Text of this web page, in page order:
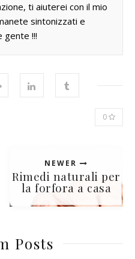
ti aiuterei con il mio
sintonizzati e
gente !!!
0
NEWER
Rimedi naturali per
la forfora a casa
Posts